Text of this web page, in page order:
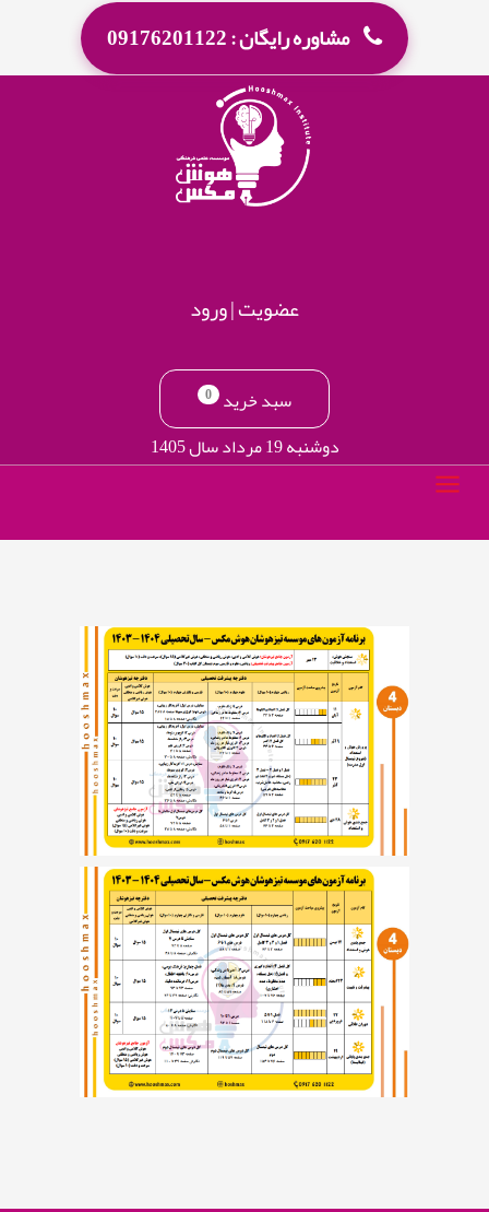
مشاوره رایگان : 09176201122
عضویت|ورود
سبد خرید 0
دوشنبه 19 مرداد سال 1405